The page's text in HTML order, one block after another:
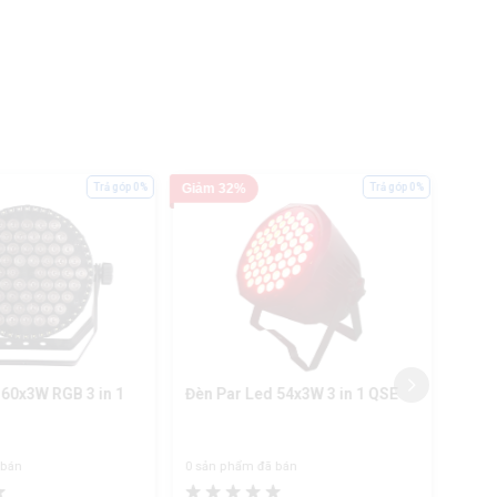
RGB 3 in 1
Trả góp 0%
Đèn Par Led 54x3W 3 in 1 QSE
0 sản phẩm đã bán
Giảm 32% Trả góp 0%